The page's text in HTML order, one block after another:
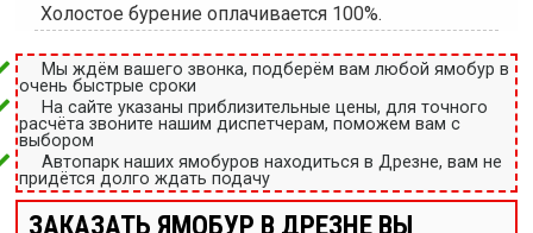
Холостое бурение оплачивается 100%.
Мы ждём вашего звонка, подберём вам любой ямобур в
очень быстрые сроки
На сайте указаны приблизительные цены, для точного
расчёта звоните нашим диспетчерам, поможем вам с
выбором
Автопарк наших ямобуров находиться в Дрезне, вам не
придётся долго ждать подачу